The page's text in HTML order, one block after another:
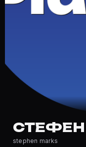
Где снимался
Стефен Маркс —
Где открыть
На Movie Planner:
stephen marks